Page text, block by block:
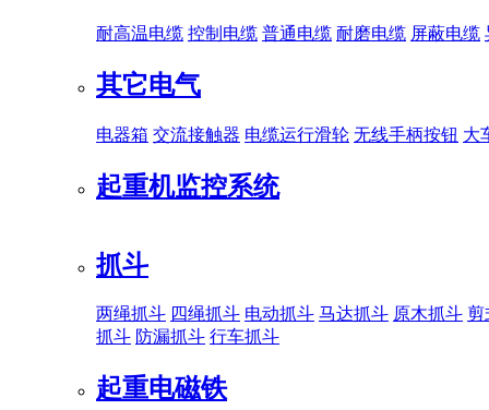
耐高温电缆 控制电缆 普通电缆 耐磨电缆 屏蔽电缆
其它电气
电器箱 交流接触器 电缆运行滑轮 无线手柄按钮 大
起重机监控系统
抓斗
两绳抓斗 四绳抓斗 电动抓斗 马达抓斗 原木抓斗 剪
抓斗 防漏抓斗 行车抓斗
起重电磁铁